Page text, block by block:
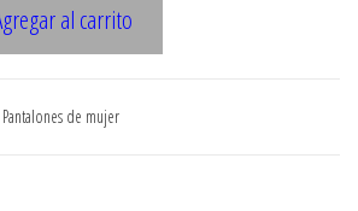
al carrito
Pantalones de mujer